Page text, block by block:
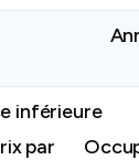
inférieure
par